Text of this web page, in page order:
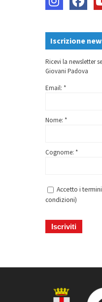
Iscrizione
Ricevi la newsletter
Giovani Padova
Email: *
Nome: *
Cognome: *
Accetto i
condizioni)